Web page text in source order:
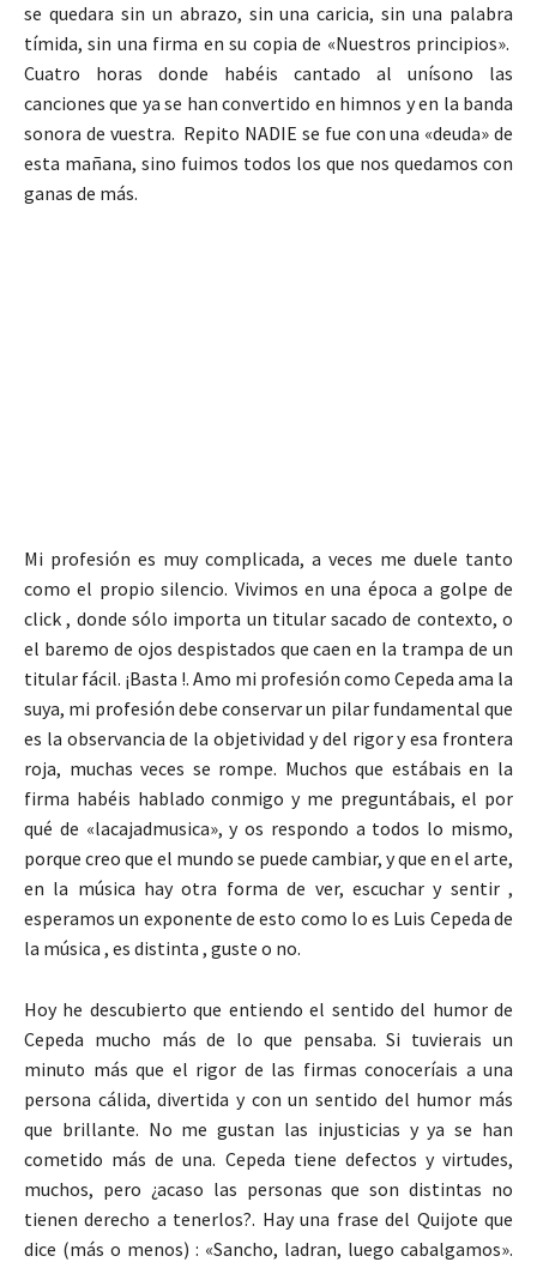
se quedara sin un abrazo, sin una caricia, sin una palabra
tímida, sin una firma en su copia de «Nuestros principios».
Cuatro horas donde habéis cantado al unísono las
canciones que ya se han convertido en himnos y en la banda
sonora de vuestra. Repito NADIE se fue con una «deuda» de
esta mañana, sino fuimos todos los que nos quedamos con
ganas de más.
Mi profesión es muy complicada, a veces me duele tanto
como el propio silencio. Vivimos en una época a golpe de
click , donde sólo importa un titular sacado de contexto, o
el baremo de ojos despistados que caen en la trampa de un
titular fácil. ¡Basta !. Amo mi profesión como Cepeda ama la
suya, mi profesión debe conservar un pilar fundamental que
es la observancia de la objetividad y del rigor y esa frontera
roja, muchas veces se rompe. Muchos que estábais en la
firma habéis hablado conmigo y me preguntábais, el por
qué de «lacajadmusica», y os respondo a todos lo mismo,
porque creo que el mundo se puede cambiar, y que en el arte,
en la música hay otra forma de ver, escuchar y sentir ,
esperamos un exponente de esto como lo es Luis Cepeda de
la música , es distinta , guste o no.
Hoy he descubierto que entiendo el sentido del humor de
Cepeda mucho más de lo que pensaba. Si tuvierais un
minuto más que el rigor de las firmas conoceríais a una
persona cálida, divertida y con un sentido del humor más
que brillante. No me gustan las injusticias y ya se han
cometido más de una. Cepeda tiene defectos y virtudes,
muchos, pero ¿acaso las personas que son distintas no
tienen derecho a tenerlos?. Hay una frase del Quijote que
dice (más o menos) : «Sancho, ladran, luego cabalgamos».